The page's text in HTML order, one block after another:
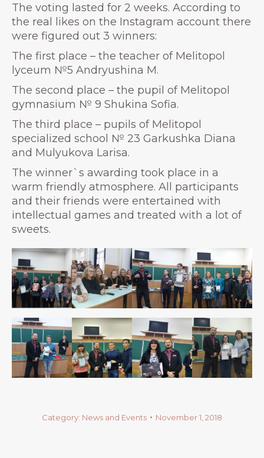
The voting lasted for 2 weeks. According to
the real likes on the Instagram account there
were figured out 3 winners:
The first place – the teacher of Melitopol
lyceum №5 Andryushina M.
The second place – the pupil of Melitopol
gymnasium № 9 Shukina Sofia.
The third place – pupils of Melitopol
specialized school № 23 Garkushka Diana
and Mulyukova Larisa.
The winner`s awarding took place in a
warm friendly atmosphere. All participants
and their friends were entertained with
intellectual games and treated with a lot of
sweets.
Category: News and Events November 1, 2018